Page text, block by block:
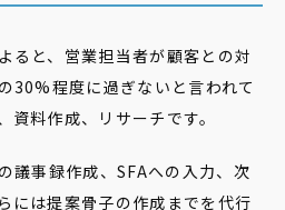
ると、営業担当者が顧客との対
30%程度に過ぎないと言われて
料作成、リサーチです。
議事録作成、SFAへの入力、次
には提案骨子の作成までを代行